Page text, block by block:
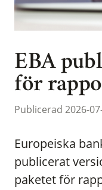
EBA
för
Publicerad 2026-
Europeiska
publicerat
paketet för